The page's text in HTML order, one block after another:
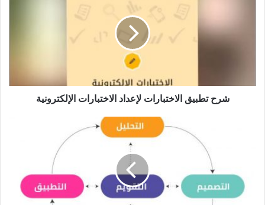
الاختبارات
شرح تطبيق الاختبارات لإعداد الاختبارات الإلكترونية